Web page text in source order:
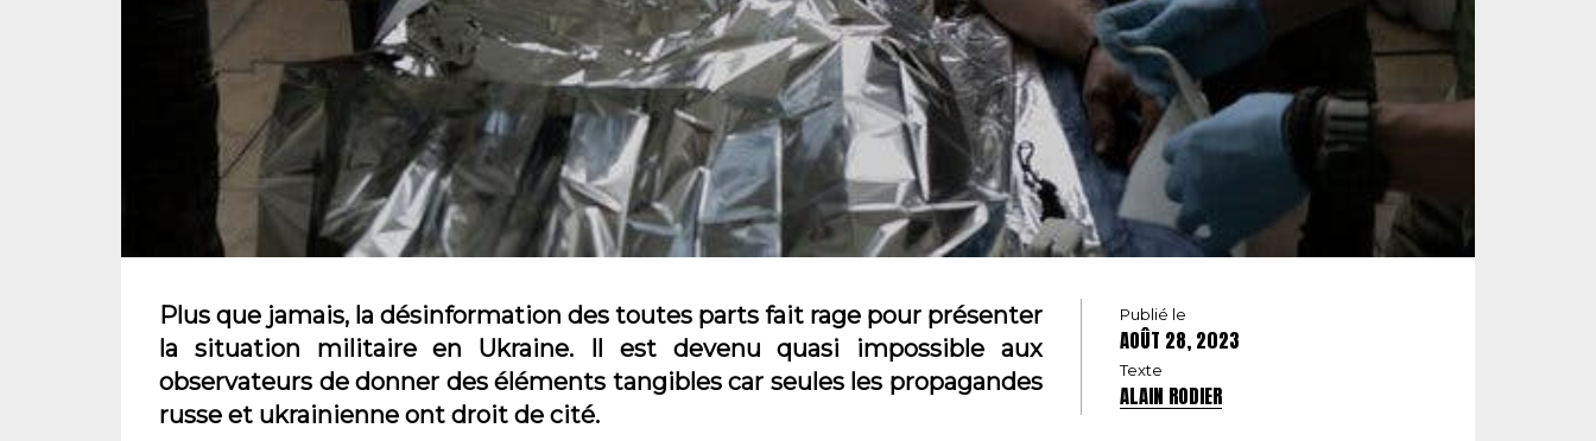
Plus que jamais, la désinformation des toutes parts fait rage pour présenter
la situation militaire en Ukraine. Il est devenu quasi impossible aux
observateurs de donner des éléments tangibles car seules les propagandes
russe et ukrainienne ont droit de cité.
Publié le
AOÛT 28, 2023
Texte
ALAIN RODIER